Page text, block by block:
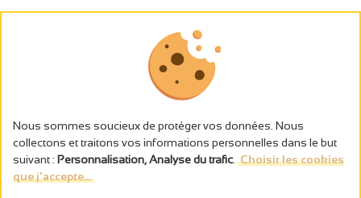
L’abus d’alcool est dangereux pour la santé, à consommer avec
Nous sommes soucieux de protéger vos données. Nous
collectons et traitons vos informations personnelles dans le but
suivant : Personnalisation, Analyse du trafic Choisir les cookies
que j'accepte...